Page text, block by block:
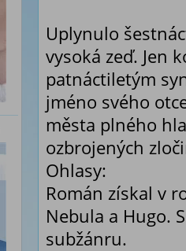
Uplynulo
vysoká zeď. Jen
patnáctiletým
jméno svého
města plného
ozbrojených
Ohlasy:
Román získal v
Nebula a Hugo.
subžánru.